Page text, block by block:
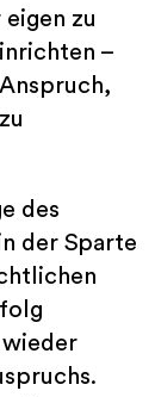
zu
–
des
der Sparte